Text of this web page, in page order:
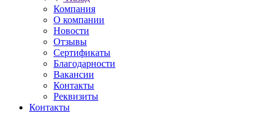
Компания
О компании
Новости
Отзывы
Сертификаты
Благодарности
Вакансии
Контакты
Реквизиты
Контакты